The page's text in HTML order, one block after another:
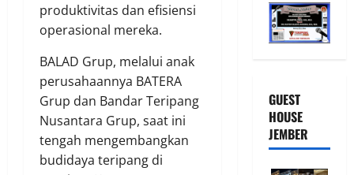
produktivitas dan efisiensi
operasional mereka.
BALAD Grup, melalui anak
perusahaannya BATERA
Grup dan Bandar Teripang
Nusantara Grup, saat ini
tengah mengembangkan
budidaya teripang di
GUEST
HOUSE
JEMBER